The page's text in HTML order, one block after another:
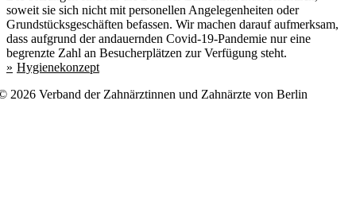
soweit sie sich nicht mit personellen Angelegenheiten oder
Grundstücksgeschäften befassen. Wir machen darauf aufmerksam,
dass aufgrund der andauernden Covid-19-Pandemie nur eine
begrenzte Zahl an Besucherplätzen zur Verfügung steht.
Hygienekonzept
2026 Verband der Zahnärztinnen und Zahnärzte von Berlin